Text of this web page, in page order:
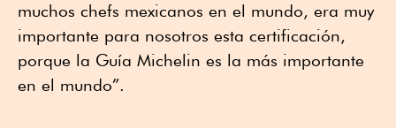
muchos chefs mexicanos en el mundo, era muy
importante para nosotros esta certificación,
porque la Guía Michelin es la más importante
en el mundo”.